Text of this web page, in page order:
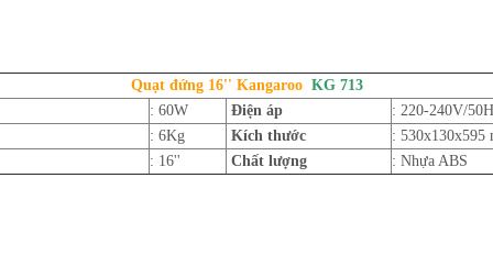
Quạt đứng 16'' Kangaroo KG 713
: 60W Điện áp
: 220-240V/
: 6Kg Kích thước
: 530x130x595
: 16'' Chất lượng : Nhựa ABS